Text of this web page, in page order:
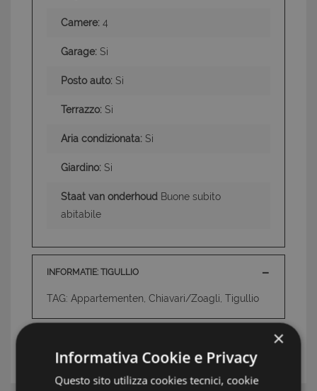
Camere: 4
Garage: Si
Posto auto: Si
Terrazzo: Si
Aria condizionata: Si
Giardino: Si
Staat van onderhoud Buone subito
abitabile
INFORMATIE: TIGULLIO
TAG: Appartementen, Chiavari/Zoagli, Tigullio
×
Informativa Cookie e Privacy
Questo sito utilizza cookies tecnici, cookie